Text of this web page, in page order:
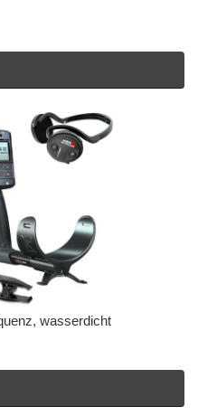
wasserdicht